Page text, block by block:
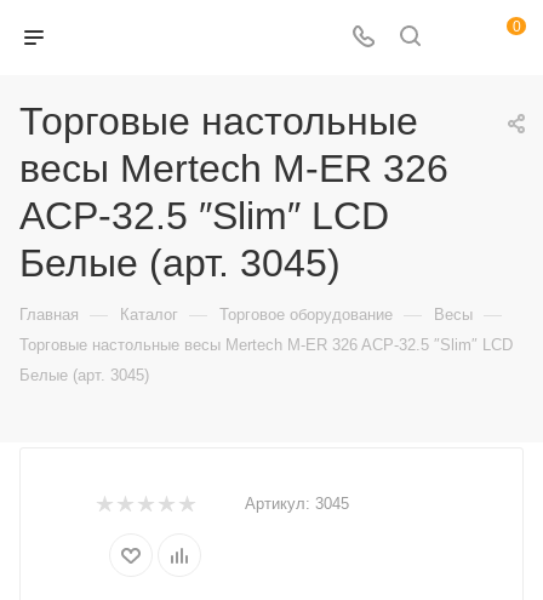
0
Торговые настольные
весы Mertech M-ER 326
ACP-32.5 ″Slim″ LCD
Белые (арт. 3045)
Главная — Каталог — Торговое оборудование — Весы —
Торговые настольные весы Mertech M-ER 326 ACP-32.5 ″Slim″ LCD
Белые (арт. 3045)
Артикул: 3045